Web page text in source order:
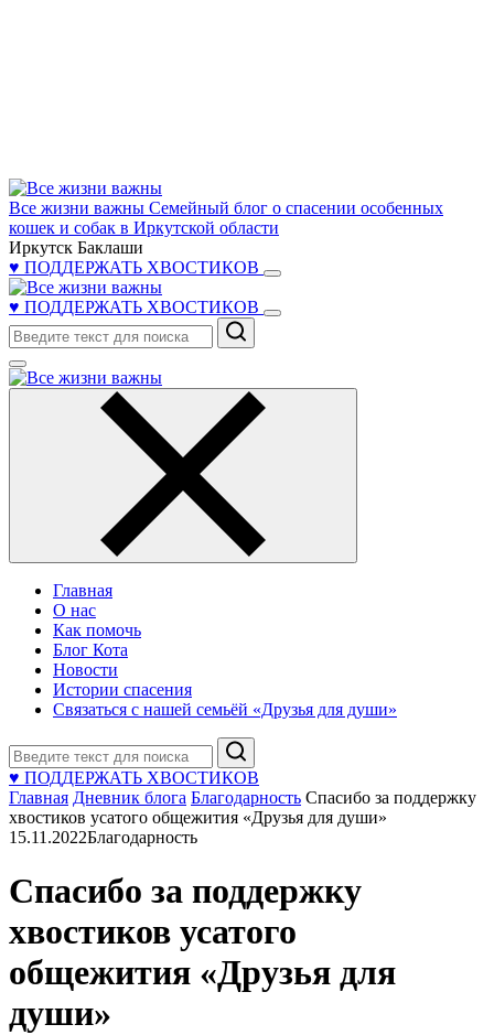
Все жизни важны Семейный блог о спасении особенных
кошек и собак в Иркутской области
Иркутск Баклаши
♥ ПОДДЕРЖАТЬ ХВОСТИКОВ
♥ ПОДДЕРЖАТЬ ХВОСТИКОВ
Поиск
Главная
О нас
Как помочь
Блог Кота
Новости
Истории спасения
Связаться с нашей семьёй «Друзья для души»
Поиск
♥ ПОДДЕРЖАТЬ ХВОСТИКОВ
Главная Дневник блога Благодарность Спасибо за поддержку
хвостиков усатого общежития «Друзья для души»
15.11.2022Благодарность
Спасибо за поддержку
хвостиков усатого
общежития «Друзья для
души»